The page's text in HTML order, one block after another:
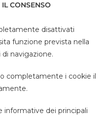
CONSENSO
disattivati
funzione prevista nella
navigazione.
completamente i cookie il
informative dei principali